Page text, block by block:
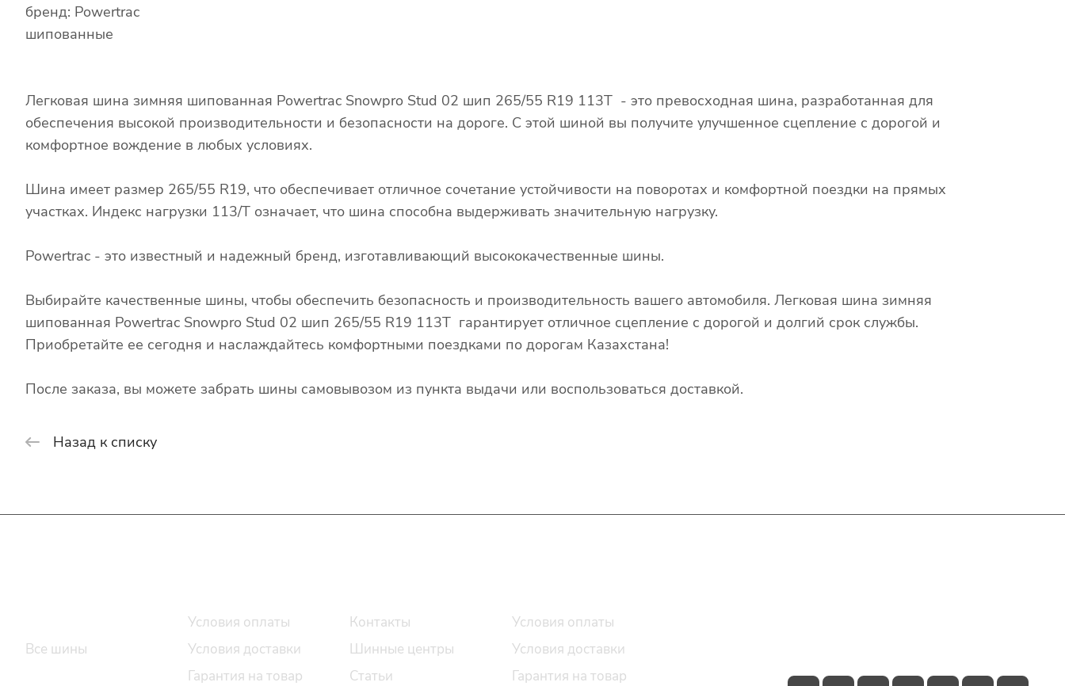
бренд: Powertrac
шипованные
Легковая шина зимняя шипованная Powertrac Snowpro Stud 02 шип 265/55 R19 113T - это превосходная шина, разработанная для
обеспечения высокой производительности и безопасности на дороге. С этой шиной вы получите улучшенное сцепление с дорогой и
комфортное вождение в любых условиях.
Шина имеет размер 265/55 R19, что обеспечивает отличное сочетание устойчивости на поворотах и комфортной поездки на прямых
участках. Индекс нагрузки 113/T означает, что шина способна выдерживать значительную нагрузку.
Powertrac - это известный и надежный бренд, изготавливающий высококачественные шины.
Выбирайте качественные шины, чтобы обеспечить безопасность и производительность вашего автомобиля. Легковая шина зимняя
шипованная Powertrac Snowpro Stud 02 шип 265/55 R19 113T гарантирует отличное сцепление с дорогой и долгий срок службы.
Приобретайте ее сегодня и наслаждайтесь комфортными поездками по дорогам Казахстана!
После заказа, вы можете забрать шины самовывозом из пункта выдачи или воспользоваться доставкой.
Назад к списку
Все шины
Условия оплаты
Условия доставки
Гарантия на товар
Контакты
Шинные центры
Статьи
Условия оплаты
Условия доставки
Гарантия на товар